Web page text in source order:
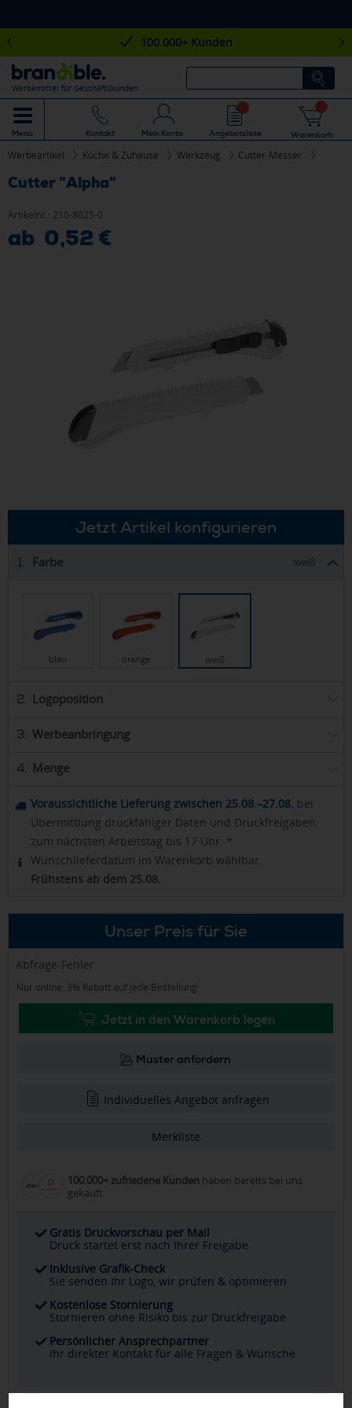
100.000+ Kunden
Werbemittel für Geschäftskunden
Menü Kontakt Mein Konto Angebotsliste Warenkorb
Werbeartikel Küche & Zuhause Werkzeug Cutter-Messer
Cutter "Alpha"
Artikelnr.: 210-8025-0
ab 0,52 €
Jetzt Artikel konfigurieren
1. Farbe weiß
blau orange weiß
2. Logoposition
3. Werbeanbringung
4. Menge
Voraussichtliche Lieferung zwischen 25.08.–27.08. bei
Übermittlung druckfähiger Daten und Druckfreigaben
zum nächsten Arbeitstag bis 17 Uhr. *
Wunschlieferdatum im Warenkorb wählbar.
Frühstens ab dem 25.08.
Unser Preis für Sie
Abfrage-Fehler
Nur online: 3% Rabatt auf jede Bestellung
Jetzt in den Warenkorb legen
Muster anfordern
Individuelles Angebot anfragen
Merkliste
100.000+ zufriedene Kunden haben bereits bei uns
gekauft
Gratis Druckvorschau per Mail
Druck startet erst nach Ihrer Freigabe
Inklusive Grafik-Check
Sie senden Ihr Logo, wir prüfen & optimieren
Kostenlose Stornierung
Stornieren ohne Risiko bis zur Druckfreigabe
Persönlicher Ansprechpartner
Ihr direkter Kontakt für alle Fragen & Wünsche